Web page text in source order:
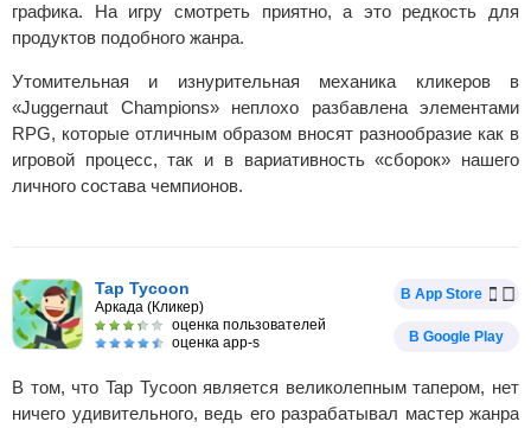
графика. На игру смотреть приятно, а это редкость для
продуктов подобного жанра.
Утомительная и изнурительная механика кликеров в
«Juggernaut Champions» неплохо разбавлена элементами
RPG, которые отличным образом вносят разнообразие как в
игровой процесс, так и в вариативность «сборок» нашего
личного состава чемпионов.
Tap Tycoon
Аркада (Кликер)
оценка пользователей
оценка app-s
В App Store
В Google Play
В том, что Tap Tycoon является великолепным тапером, нет
ничего удивительного, ведь его разрабатывал мастер жанра